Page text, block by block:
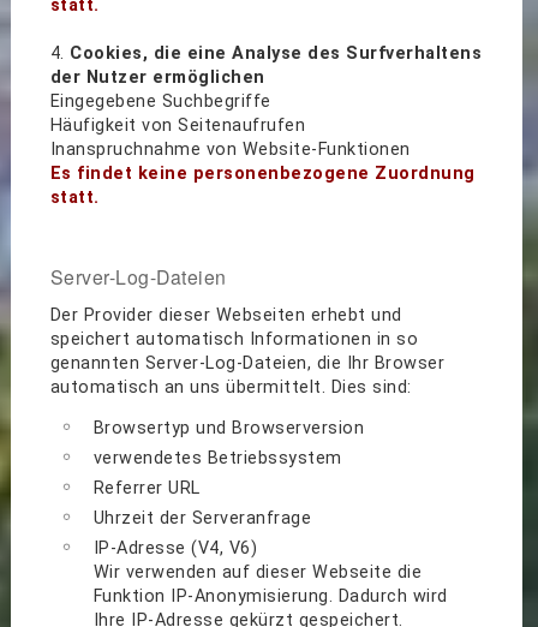
statt.
4. Cookies, die eine Analyse des Surfverhaltens
der Nutzer ermöglichen
Eingegebene Suchbegriffe
Häufigkeit von Seitenaufrufen
Inanspruchnahme von Website-Funktionen
Es findet keine personenbezogene Zuordnung
statt.
Server-Log-Dateien
Der Provider dieser Webseiten erhebt und
speichert automatisch Informationen in so
genannten Server-Log-Dateien, die Ihr Browser
automatisch an uns übermittelt. Dies sind:
Browsertyp und Browserversion
verwendetes Betriebssystem
Referrer URL
Uhrzeit der Serveranfrage
IP-Adresse (V4, V6)
Wir verwenden auf dieser Webseite die
Funktion IP-Anonymisierung. Dadurch wird
Ihre IP-Adresse gekürzt gespeichert.